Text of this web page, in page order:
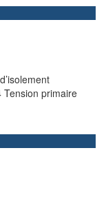
Tension primaire